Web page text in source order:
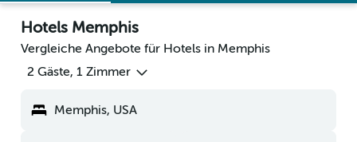
Hotels Memphis
Vergleiche Angebote für Hotels in Memphis
2 Gäste, 1 Zimmer
Memphis, USA